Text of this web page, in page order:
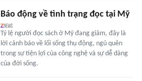
Báo động về tình trạng đọc tại Mỹ
Tỷ lệ người đọc sách ở Mỹ đang giảm, đây là
lời cảnh báo về lối sống thụ động, ngủ quên
trong sự tiện lợi của công nghệ và sự dễ dàng
của đời sống.